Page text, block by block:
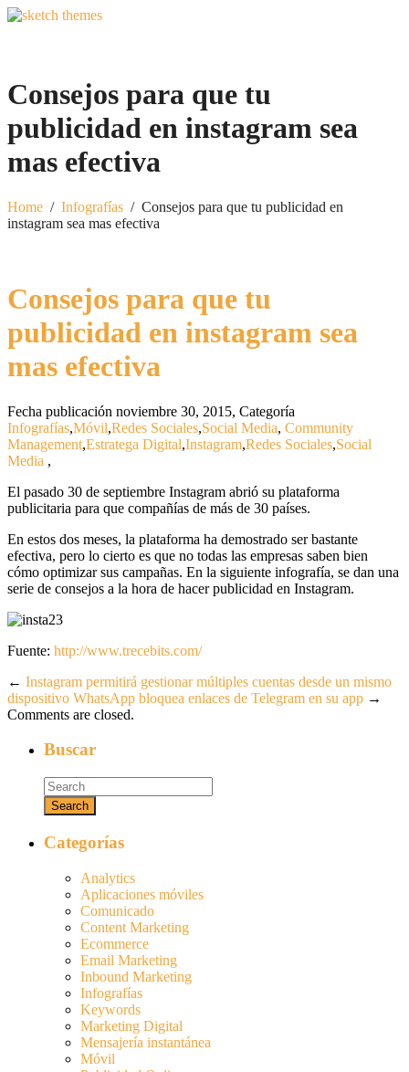
Consejos para que tu
publicidad en instagram sea
mas efectiva
Home / Infografías / Consejos para que tu publicidad en
instagram sea mas efectiva
Consejos para que tu
publicidad en instagram sea
mas efectiva
Fecha publicación noviembre 30, 2015, Categoría
Infografías,Móvil,Redes Sociales,Social Media, Community
Management,Estratega Digital,Instagram,Redes Sociales,Social
Media ,
El pasado 30 de septiembre Instagram abrió su plataforma
publicitaria para que compañías de más de 30 países.
En estos dos meses, la plataforma ha demostrado ser bastante
efectiva, pero lo cierto es que no todas las empresas saben bien
cómo optimizar sus campañas. En la siguiente infografía, se dan una
serie de consejos a la hora de hacer publicidad en Instagram.
Fuente: http://www.trecebits.com/
← Instagram permitirá gestionar múltiples cuentas desde un mismo
dispositivo WhatsApp bloquea enlaces de Telegram en su app →
Comments are closed.
Buscar
Categorías
Analytics
Aplicaciones móviles
Comunicado
Content Marketing
Ecommerce
Email Marketing
Inbound Marketing
Infografías
Keywords
Marketing Digital
Mensajería instantánea
Móvil